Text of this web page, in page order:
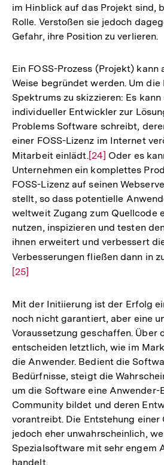
im Hinblick auf das Projekt sind,
Rolle. Verstoßen sie jedoch
Gefahr, ihre Position zu verlieren.
Ein FOSS-Prozess (Projekt)
Weise begründet werden. Um
Spektrums zu skizzieren: Es kann
individueller Entwickler zur
Problems Software schreibt,
einer FOSS-Lizenz im Internet
Mitarbeit einlädt.Zur
Auflösung
der
Fußnote
[24] Oder es
Unternehmen ein komplettes
FOSS-Lizenz auf seinen
stellt, so dass potentielle
weltweit Zugang zum Quellcode
nutzen, inspizieren und testen
ihnen erweitert und verbessert
Verbesserungen fließen dann in
[25]
Mit der Initiierung ist der Erfolg
noch nicht garantiert, aber eine
Voraussetzung geschaffen. Über
entscheiden letztlich, wie im
die Anwender. Bedient die
Bedürfnisse, steigt die
um die Software eine Anwender-
Community bildet und deren
vorantreibt. Die Entstehung einer
jedoch eher unwahrscheinlich,
Spezialsoftware mit sehr engem
handelt.